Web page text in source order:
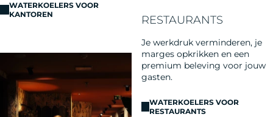
WATERKOELERS VOOR
KANTOREN
RESTAURANTS
Je werkdruk verminderen, je
marges opkrikken en een
premium beleving voor jouw
gasten.
WATERKOELERS VOOR
RESTAURANTS